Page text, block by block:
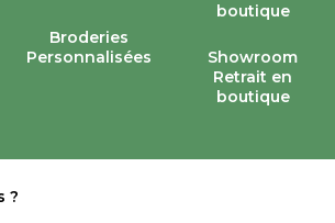
Broderies
Personnalisées
Showroom
Retrait en
boutique
?